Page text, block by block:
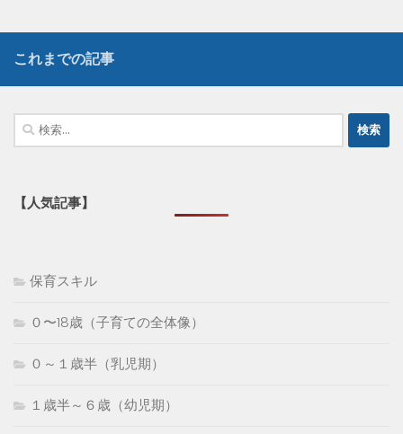
これまでの記事
検
索:
【人気記事】
保育スキル
０〜18歳（子育ての全体像）
０～１歳半（乳児期）
１歳半～６歳（幼児期）